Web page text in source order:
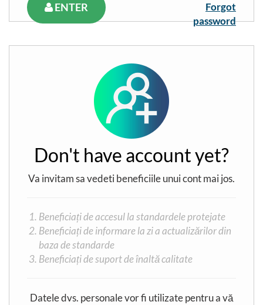
ENTER
Forgot
password
Don't have account yet?
Va invitam sa vedeti beneficiile unui cont mai jos.
Beneficiați de accesul la standardele protejate
Beneficiați de informare la zi a actualizărilor din
baza de standarde
Beneficiați de suport de înaltă calitate
Datele dvs. personale vor fi utilizate pentru a vă